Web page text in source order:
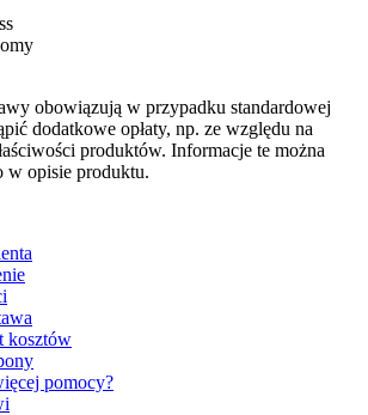
obowiązują w przypadku standardowej
dodatkowe opłaty, np. ze względu na
produktów. Informacje te można
w opisie produktu.
kosztów
pomocy?